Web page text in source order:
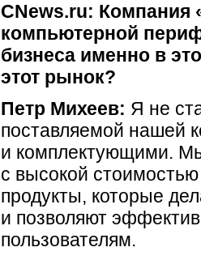
CNews.ru: Компания
компьютерной
бизнеса именно в
этот рынок?
Петр Михеев: Я не
поставляемой нашей
и комплектующими.
с высокой
продукты, которые
и позволяют
пользователям.